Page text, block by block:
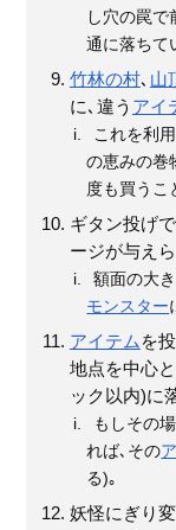
し穴の罠で
通に落ちて
竹林の村､ 山
に､違う アイ
これを利
の恵みの巻
度も買うこ
ギタン投げ
ージが与えら
額面の大
モンスター
アイテム を
地点を中心
ック以内)に
もしその
れば､その
る)｡
妖怪にぎり